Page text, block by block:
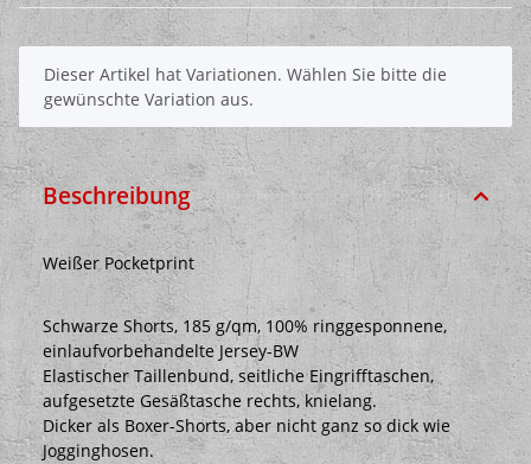
x
Dieser Artikel hat Variationen. Wählen Sie bitte die
gewünschte Variation aus.
Beschreibung
Weißer Pocketprint
Schwarze Shorts, 185 g/qm, 100% ringgesponnene,
einlaufvorbehandelte Jersey-BW
Elastischer Taillenbund, seitliche Eingrifftaschen,
aufgesetzte Gesäßtasche rechts, knielang.
Dicker als Boxer-Shorts, aber nicht ganz so dick wie
Jogginghosen.